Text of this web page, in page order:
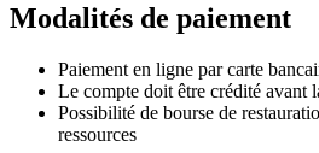
Modalités de paiement
Paiement en ligne par carte
Le compte doit être crédité avant
Possibilité de bourse de
ressources